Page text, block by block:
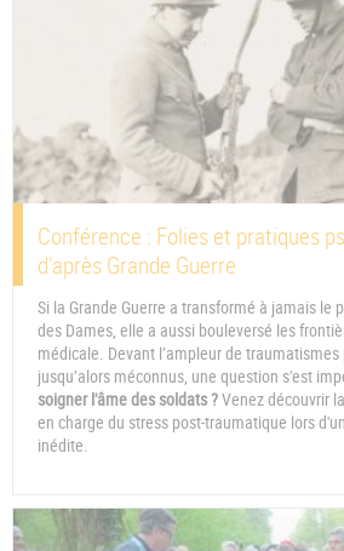
Conférence : Folies et pratiques
d’après Grande Guerre
Si la Grande Guerre a transformé à jamais le
des Dames, elle a aussi bouleversé les
médicale. Devant l’ampleur de
jusqu’alors méconnus, une question s'est
soigner l'âme des soldats ?Venez découvrir
en charge du stress post-traumatique lors
inédite.